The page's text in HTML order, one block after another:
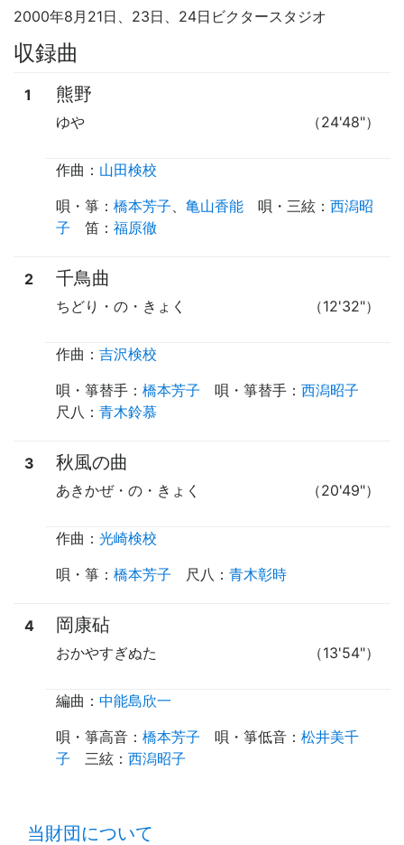
2000年8月21日、23日、24日ビクタースタジオ
収録曲
1 熊野
（24'48"）
ゆや
作曲： 山田検校
唄・箏 ： 橋本芳子 亀山香能 唄・三絃 ： 西潟昭
子
笛 ： 福原徹
2 千鳥曲
（12'32"）
ちどり・の・きょく
作曲： 吉沢検校
唄・箏替手 ： 橋本芳子 唄・箏替手 ： 西潟昭子
尺八 ： 青木鈴慕
3 秋風の曲
（20'49"）
あきかぜ・の・きょく
作曲： 光崎検校
唄・箏 ： 橋本芳子 尺八 ： 青木彰時
4 岡康砧
（13'54"）
おかやすぎぬた
編曲： 中能島欣一
唄・箏高音 ： 橋本芳子 唄・箏低音 ： 松井美千
子
三絃 ： 西潟昭子
当財団について